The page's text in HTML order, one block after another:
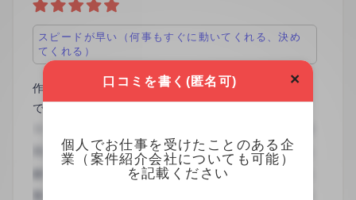
スピードが早い（何事もすぐに動いてくれる、決め
てくれる）
作業指示が明確であり作業マニュアルが1から10ま
で整っていたため非常に仕事をやりやすかったで
少しだけ分かりにくい場面もありましたが、総じて
フリーランスの活用にはとても慣れている印象があ
※回答をすると、30日間の閲覧権限（全
件）が付与されます。
×
口コミを書く(匿名可)
個人でお仕事を受けたことのある企
業（案件紹介会社についても可能）
を記載ください